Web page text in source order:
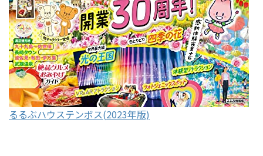
るるぶハウステンボス(2023年版)